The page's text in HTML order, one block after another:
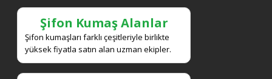
Şifon Kumaş Alanlar
Şifon kumaşları farklı çeşitleriyle birlikte
yüksek fiyatla satın alan uzman ekipler.